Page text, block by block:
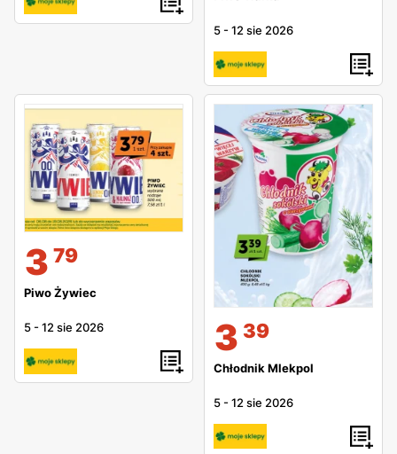
5 -12 sie 2026
3 79
Piwo Żywiec
5 -12 sie 2026 3 39
Chłodnik Mlekpol
5 -12 sie 2026